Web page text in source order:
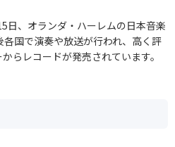
日、オランダ・ハーレムの日本音楽
国で演奏や放送が行われ、高く評
らレコードが発売されています。